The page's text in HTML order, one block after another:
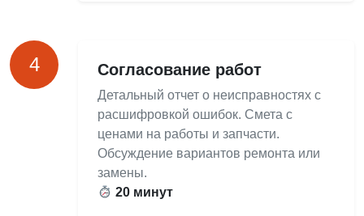
4 Согласование работ
Детальный отчет о неисправностях с
расшифровкой ошибок. Смета с
ценами на работы и запчасти.
Обсуждение вариантов ремонта или
замены.
20 минут